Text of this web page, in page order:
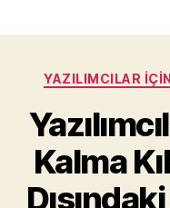
YAZILIMCILAR
Kalma